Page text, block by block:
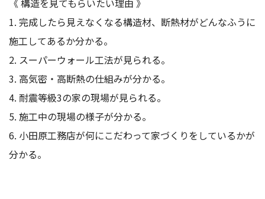
1. 完成したら見えなくなる構造材、断熱材がどんなふうに
施工してあるか分かる。
2. スーパーウォール工法が見られる。
3. 高気密・高断熱の仕組みが分かる。
4. 耐震等級3の家の現場が見られる。
5. 施工中の現場の様子が分かる。
6. 小田原工務店が何にこだわって家づくりをしているかが
分かる。